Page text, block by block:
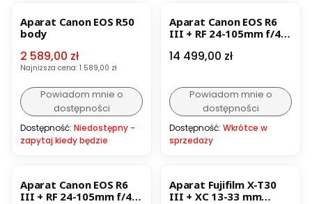
Aparat Canon EOS R50
body
Cena promocyjna
2 589,00 zł
Najniższa cena: 1 589,00 zł
Powiadom mnie o
dostępności
Dostępność: Niedostępny -
zapytaj kiedy będzie
Aparat Canon EOS R6
III + RF 24-105mm f/4-
Cena
14 499,00 zł
Powiadom mnie o
dostępności
Dostępność: Wkrótce w
sprzedaży
Aparat Canon EOS R6
III + RF 24-105mm f/4L
Aparat Fujifilm X-T30
III + XC 13-33 mm